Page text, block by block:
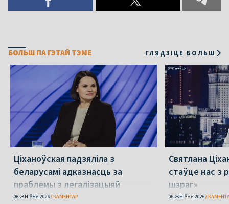
БОЛЬШ ПА ГЭТАЙ ТЭМЕ ГЛЯДЗІЦЕ БОЛЬШ
Ціханоўская падзяліла з
беларусамі адказнасць за
праблемы з легалізацыяй
06 ЖНІЎНЯ 2026 КАМЕНТАР
Святлана
стаўце нас з
шэраг»
06 ЖНІЎНЯ 2026